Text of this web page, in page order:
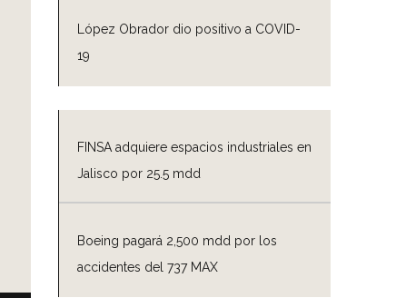
López Obrador dio positivo a COVID-
19
FINSA adquiere espacios industriales en
Jalisco por 25.5 mdd
Boeing pagará 2,500 mdd por los
accidentes del 737 MAX